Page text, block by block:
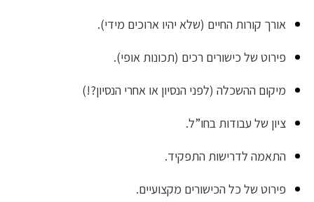
אורך קורות החיים (שלא יהיו ארוכים מידי).
פירוט של כישורים רכים (תכונות אופי).
מיקום ההשכלה (לפני הנסיון או אחרי הנסיון?!)
ציון של עבודות בחו”ל.
התאמה לדרישות התפקיד.
פירוט של כל הכישורים מקצועיים.